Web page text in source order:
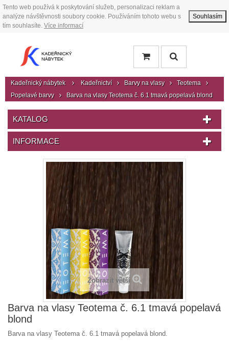
Tento web používá k poskytování služeb, personalizaci reklam a
analýze návštěvnosti soubory cookie. Používáním tohoto webu s
tím souhlasíte. Více informací
Souhlasím
Kadeřnický nábytek Kadeřnictví Barvy na vlasy
Teotema
Popelavé barvy
Barva na vlasy Teotema č. 6.1 tmavá popelavá blond
KATALOG
INFORMACE
Zobrazit větší
Barva na vlasy Teotema č. 6.1 tmavá popelavá
blond
Barva na vlasy Teotema č. 6.1 tmavá popelavá blond.